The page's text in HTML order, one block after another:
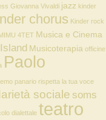
Giovanna Vivaldi jazz kinder
chorus Kinder rock
4TET Musica e Cinema
Musicoterapia officine
Paolo
panario rispetta la tua voce
sociale soms
dialettale teatro